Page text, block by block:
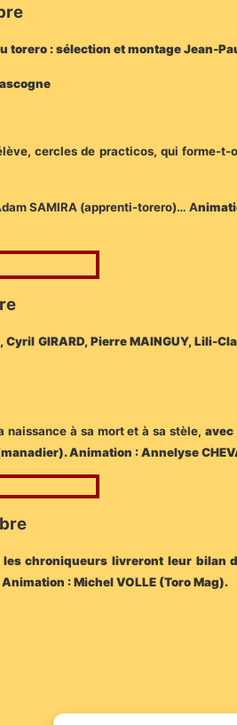
torero : sélection et montage Jean-
cercles de practicos, qui forme-
SAMIRA (apprenti-torero)… A
GIRARD, Pierre MAINGUY, Lili-
naissance à sa mort et à sa stèle, avec
Animation : Annelyse
chroniqueurs livreront leur bilan
: Michel VOLLE (Toro Mag).